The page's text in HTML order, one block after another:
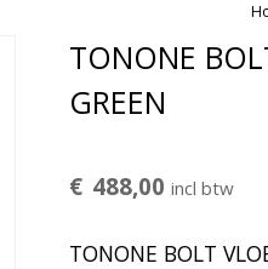
TONONE
GREEN
€ 488,00 incl btw
TONONE BOLT